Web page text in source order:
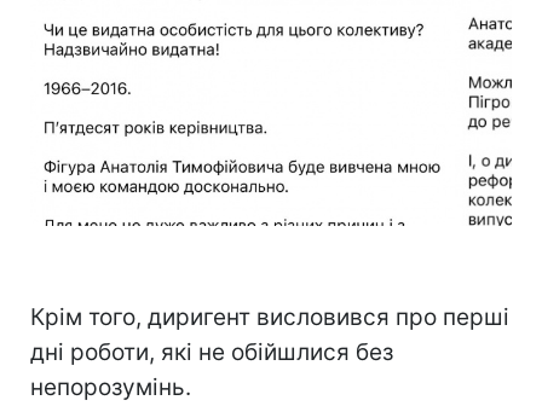
Крім того, диригент висловився про перші
дні роботи, які не обійшлися без
непорозумінь.